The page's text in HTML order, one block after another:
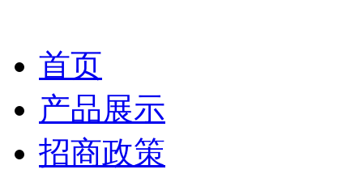
首页
产品展示
招商政策